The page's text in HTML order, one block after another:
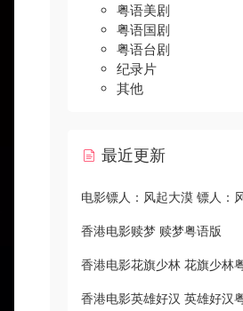
粤语美剧
粤语国剧
粤语台剧
纪录片
其他
最近更新
电影镖人：风起大漠 镖人：
香港电影赎梦 赎梦粤语版
香港电影花旗少林 花旗少林
香港电影英雄好汉 英雄好汉